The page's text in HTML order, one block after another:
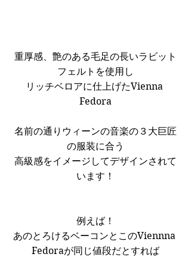
重厚感、艶のある毛足の長いラビット
フェルトを使用し
リッチベロアに仕上げたVienna
Fedora
名前の通りウィーンの音楽の３大巨匠
の服装に合う
高級感をイメージしてデザインされて
います！
例えば！
あのとろけるベーコンとこのViennna
Fedoraが同じ値段だとすれば